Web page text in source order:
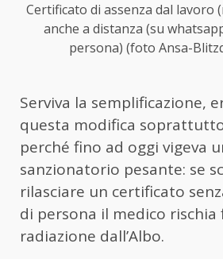
Certificato di assenza dal lavoro
anche a distanza (su
persona) (foto Ansa-
Serviva la semplificazione,
questa modifica
perché fino ad oggi vigeva
sanzionatorio pesante: se
rilasciare un certificato
di persona il medico rischia
radiazione dall’Albo.